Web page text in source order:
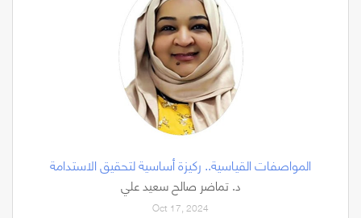
المواصفات القياسية.. ركيزة أساسية لتحقيق الاستدامة
د. تماضر صالح سعيد علي
Oct 17, 2024